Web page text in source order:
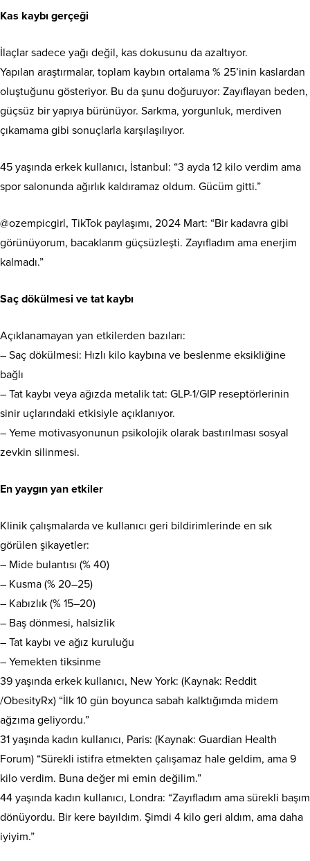
Kas kaybı gerçeği
İlaçlar sadece yağı değil, kas dokusunu da azaltıyor.
Yapılan araştırmalar, toplam kaybın ortalama % 25’inin kaslardan
oluştuğunu gösteriyor. Bu da şunu doğuruyor: Zayıflayan beden,
güçsüz bir yapıya bürünüyor. Sarkma, yorgunluk, merdiven
çıkamama gibi sonuçlarla karşılaşılıyor.
45 yaşında erkek kullanıcı, İstanbul: “3 ayda 12 kilo verdim ama
spor salonunda ağırlık kaldıramaz oldum. Gücüm gitti.”
@ozempicgirl, TikTok paylaşımı, 2024 Mart: “Bir kadavra gibi
görünüyorum, bacaklarım güçsüzleşti. Zayıfladım ama enerjim
kalmadı.”
Saç dökülmesi ve tat kaybı
Açıklanamayan yan etkilerden bazıları:
– Saç dökülmesi: Hızlı kilo kaybına ve beslenme eksikliğine
bağlı
– Tat kaybı veya ağızda metalik tat: GLP-1/GIP reseptörlerinin
sinir uçlarındaki etkisiyle açıklanıyor.
– Yeme motivasyonunun psikolojik olarak bastırılması sosyal
zevkin silinmesi.
En yaygın yan etkiler
Klinik çalışmalarda ve kullanıcı geri bildirimlerinde en sık
görülen şikayetler:
– Mide bulantısı (% 40)
– Kusma (% 20–25)
– Kabızlık (% 15–20)
– Baş dönmesi, halsizlik
– Tat kaybı ve ağız kuruluğu
– Yemekten tiksinme
39 yaşında erkek kullanıcı, New York: (Kaynak: Reddit
/ObesityRx) “İlk 10 gün boyunca sabah kalktığımda midem
ağzıma geliyordu.”
31 yaşında kadın kullanıcı, Paris: (Kaynak: Guardian Health
Forum) “Sürekli istifra etmekten çalışamaz hale geldim, ama 9
kilo verdim. Buna değer mi emin değilim.”
44 yaşında kadın kullanıcı, Londra: “Zayıfladım ama sürekli başım
dönüyordu. Bir kere bayıldım. Şimdi 4 kilo geri aldım, ama daha
iyiyim.”